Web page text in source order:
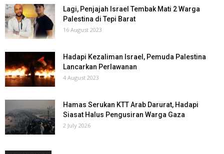
Lagi, Penjajah Israel Tembak Mati 2 Warga
Palestina di Tepi Barat
16 August 2023
Hadapi Kezaliman Israel, Pemuda Palestina
Lancarkan Perlawanan
4 August 2023
Hamas Serukan KTT Arab Darurat, Hadapi
Siasat Halus Pengusiran Warga Gaza
2 July 2026